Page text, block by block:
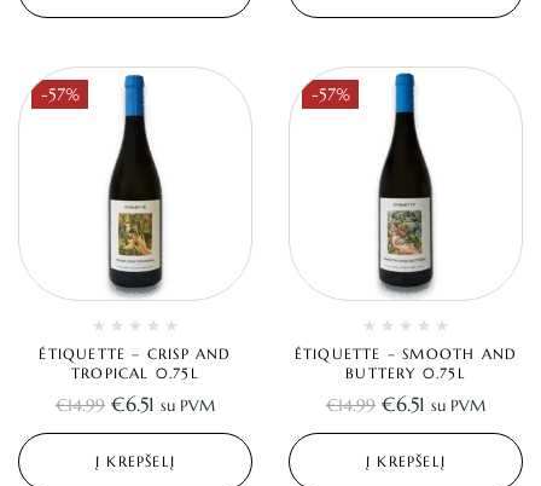
-57%
ÉTIQUETTE – CRISP AND
TROPICAL 0.75L
€14.99 €6.51 su PVM
Į KREPŠELĮ
-57%
ÉTIQUETTE – SMOOTH AND
BUTTERY 0.75L
€14.99 €6.51 su PVM
Į KREPŠELĮ